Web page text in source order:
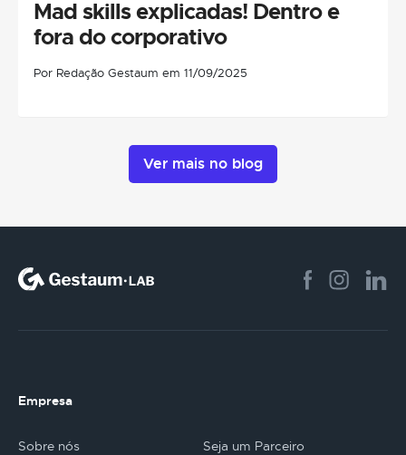
Mad skills explicadas! Dentro e
fora do corporativo
Por Redação Gestaum em 11/09/2025
Ver mais no blog
Empresa
Sobre nós Seja um Parceiro